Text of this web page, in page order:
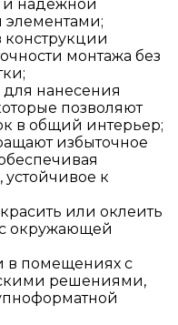
надежной
конструкции
монтажа без
нанесения
позволяют
в общий интерьер;
избыточное
к
или оклеить
окружающей
в помещениях с
решениями,